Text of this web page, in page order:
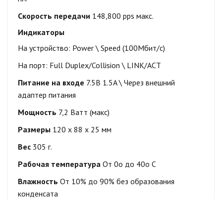
Скорость передачи 148,800 pps макс.
Индикаторы
На устройство: Power \ Speed (100Mбит/с)
На порт: Full Duplex/Collision \ LINK/ACT
Питание на входе 7.5В 1.5A \ Через внешний
адаптер питания
Мощность 7,2 Ватт (макс)
Размеры 120 x 88 x 25 мм
Вес 305 г.
Рабочая температура От 0o до 40o C
Влажность От 10% до 90% без образования
конденсата